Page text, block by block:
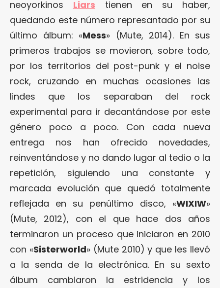
neoyorkinos Liars tienen en su haber,
quedando este número represantado por su
último álbum: «Mess» (Mute, 2014). En sus
primeros trabajos se movieron, sobre todo,
por los territorios del post-punk y el noise
rock, cruzando en muchas ocasiones las
lindes que los separaban del rock
experimental para ir decantándose por este
género poco a poco. Con cada nueva
entrega nos han ofrecido novedades,
reinventándose y no dando lugar al tedio o la
repetición, siguiendo una constante y
marcada evolución que quedó totalmente
reflejada en su penúltimo disco, «WIXIW»
(Mute, 2012), con el que hace dos años
terminaron un proceso que iniciaron en 2010
con «Sisterworld» (Mute 2010) y que les llevó
a la senda de la electrónica. En su sexto
álbum cambiaron la estridencia y los